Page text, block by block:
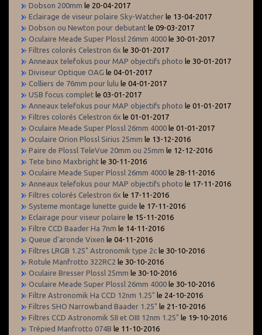
Dobson 200mm le 20-04-2017
Eclairage de viseur polaire Sky-Watcher le 13-04-2017
Dobson ou Newton pour debutant le 09-03-2017
Oculaire Meade Super Plossl 26mm 4000 le 30-01-2017
Filtres colorés Celestron 6x le 30-01-2017
Anneaux telefokus pour MAP objectifs photo le 30-01-2017
Diviseur Optique OAG le 04-01-2017
Colliers de 76mm pour lulu le 04-01-2017
USB focus complet le 03-01-2017
Anneaux telefokus pour MAP objectifs photo le 01-01-2017
Filtres colorés Celestron 6x le 01-01-2017
Oculaire Meade Super Plossl 26mm 4000 le 01-01-2017
Oculaire Orion Plossl Sirius 25mm le 13-12-2016
Paire de Plossl TeleVue 20mm ou 25mm le 12-12-2016
Tete bino Maxbright le 30-11-2016
Oculaire Meade Super Plossl 26mm 4000 le 28-11-2016
Anneaux telefokus pour MAP objectifs photo le 17-11-2016
Filtres colorés Celestron 6x le 17-11-2016
Systeme montage lunette guide le 17-11-2016
Eclairage pour viseur polaire le 15-11-2016
Filtre CCD Baader Ha 7nm le 14-11-2016
Queue d'aronde Vixen le 04-11-2016
Filtres LRGB 1.25" Astronomik type 2c le 30-10-2016
Rotule Manfrotto 322RC2 le 30-10-2016
Oculaire Bresser Plossl 25mm le 30-10-2016
Oculaire Meade Super Plossl 26mm 4000 le 30-10-2016
Filtre Astronomik Ha CCD 12nm 1.25" le 24-10-2016
Filtres SHO Narrowband Baader 1.25" le 21-10-2016
Filtres CCD Astronomik SII et OIII 12nm 1.25" le 19-10-2016
Trépied Manfrotto 074B le 11-10-2016